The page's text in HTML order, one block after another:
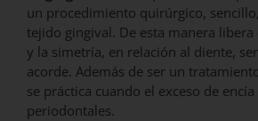
un procedimiento quirúrgico,
tejido gingival. De esta manera libera
y la simetría, en relación al diente,
acorde. Además de ser un
se práctica cuando el exceso de
periodontales.